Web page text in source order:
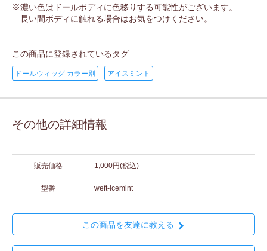
※濃い色はドールボディに色移りする可能性がございます。
長い間ボディに触れる場合はお気をつけください。
この商品に登録されているタグ
ドールウィッグ カラー別 アイスミント
その他の詳細情報
販売価格 1,000円(税込)
型番 weft-icemint
この商品を友達に教える